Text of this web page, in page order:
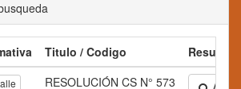
Titulo / Codigo
Resumen
RESOLUCIÓN CS N° 573